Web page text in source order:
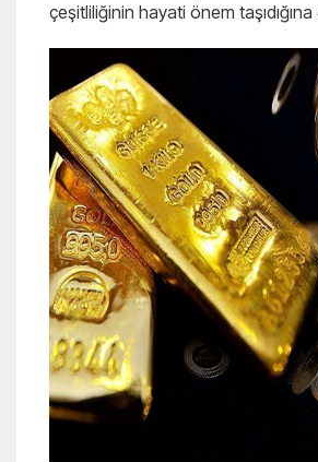
çeşitliliğinin hayati önem